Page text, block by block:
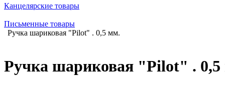
Канцелярские товары
Письменные товары
Ручка шариковая "Pilot" . 0,5 мм.
Ручка шариковая "Pilot" .